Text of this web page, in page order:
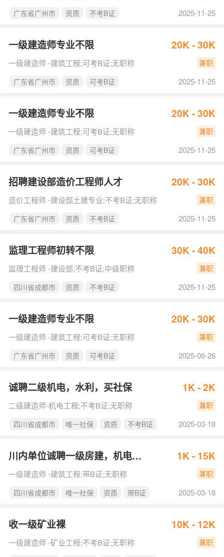
广东省广州市
资质 不考B证 2025-11-25
一级建造师专业不限 20K - 30K
一级建造师 -建筑工程;可考B证;无职称
兼职
广东省广州市
资质 可考B证 2025-11-25
一级建造师专业不限 20K - 30K
一级建造师 -建筑工程;可考B证;无职称
兼职
广东省广州市
资质 可考B证 2025-11-25
招聘建设部造价工程师人才 20K - 30K
造价工程师 -建设部土建专业;不考B证;无职称
兼职
广东省广州市
资质 不考B证 2025-11-25
监理工程师初转不限 30K - 40K
监理工程师 -建设部;不考B证;中级职称
兼职
四川省成都市
资质 不考B证 2025-11-25
一级建造师专业不限 20K - 30K
一级建造师 -建筑工程;可考B证;无职称
兼职
广东省广州市
资质 可考B证 2025-06-26
诚聘二级机电，水利，买社保 1K - 2K
二级建造师-机电工程;不考B证;无职称
兼职
四川省成都市
唯一社保 资质 不考B证 2025-03-18
川内单位诚聘一级房建，机电，市政，唯一社保 1K - 15K
一级建造师 -建筑工程;带B证;无职称
兼职
四川省成都市
唯一社保 资质 带B证 2025-03-18
收一级矿业裸 10K - 12K
一级建造师 -矿业工程;不考B证;无职称
兼职